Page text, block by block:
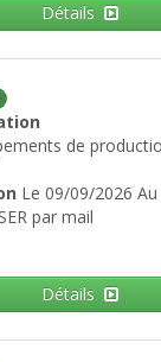
Détails
de
Le 09/09/2026
par mail
Détails